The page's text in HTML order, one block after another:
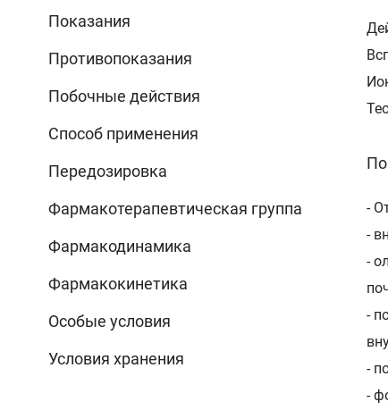
Показания
Противопоказания
Побочные действия
Способ применения
Передозировка
Фармакотерапевтическая группа
Фармакодинамика
Фармакокинетика
Особые условия
Условия хранения
-
-
-
-
-
-